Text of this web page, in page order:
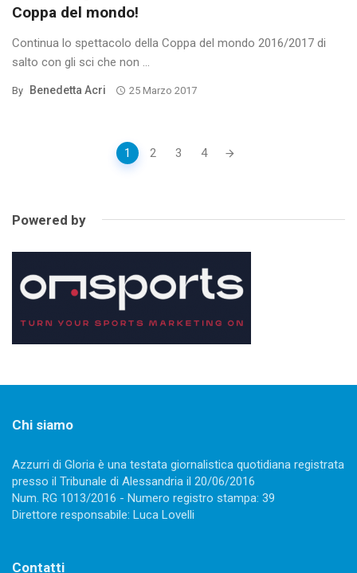
Coppa del mondo!
Continua lo spettacolo della Coppa del mondo 2016/2017 di
salto con gli sci che non ...
By Benedetta Acri 25 Marzo 2017
1 2 3 4
Powered by
Chi siamo
Azzurri di Gloria è una testata giornalistica quotidiana registrata
presso il Tribunale di Alessandria il 20/06/2016
Num. RG 1013/2016 - Numero registro stampa: 39
Direttore responsabile: Luca Lovelli
Contatti